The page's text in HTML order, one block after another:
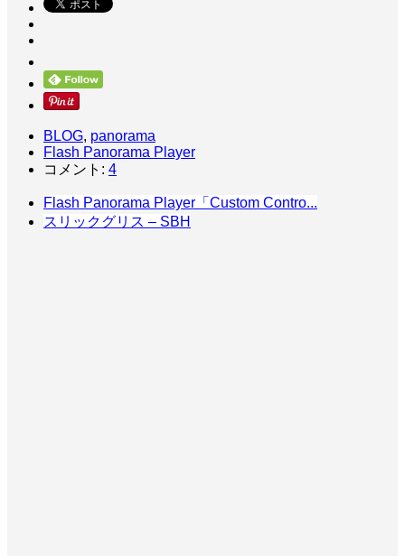
BLOG, panorama
Flash Panorama Player
コメント: 4
Flash Panorama Player「Custom Contro...
スリックグリス – SBH